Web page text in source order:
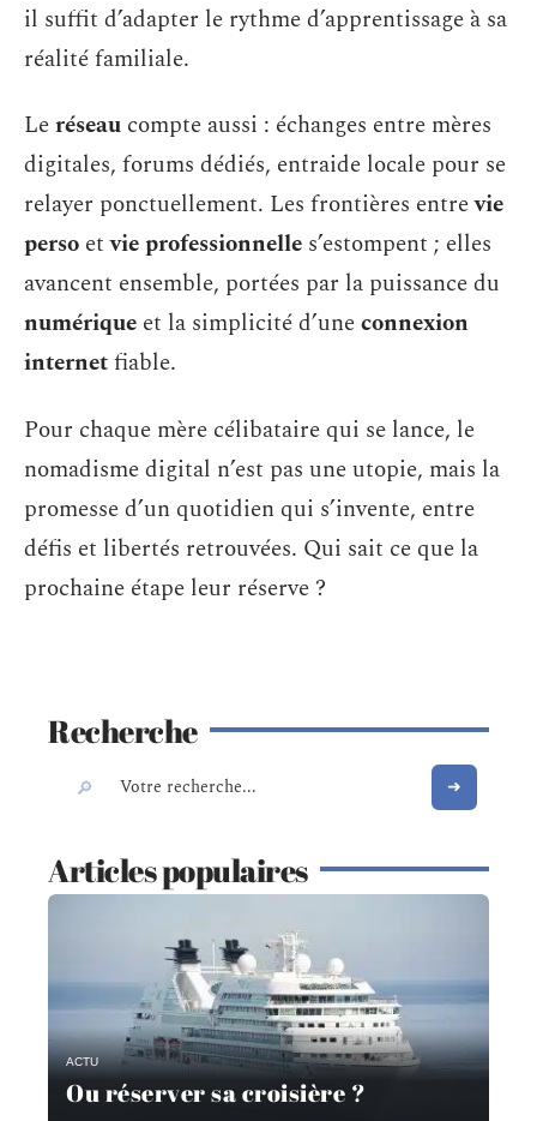
il suffit d’adapter le rythme d’apprentissage à sa
réalité familiale.
Leréseau compte aussi : échanges entre mères
digitales, forums dédiés, entraide locale pour se
relayer ponctuellement. Les frontières entrevie
perso etvie professionnelle s’estompent ; elles
avancent ensemble, portées par la puissance du
numérique et la simplicité d’uneconnexion
internetfiable.
Pour chaque mère célibataire qui se lance, le
nomadisme digital n’est pas une utopie, mais la
promesse d’un quotidien qui s’invente, entre
défis et libertés retrouvées. Qui sait ce que la
prochaine étape leur réserve ?
Recherche
Articles populaires
ACTU
Ou réserver sa croisière ?